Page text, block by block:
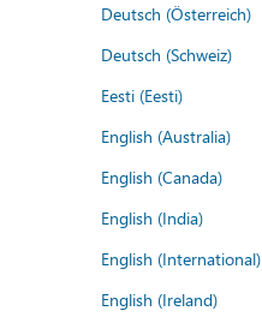
Deutsch (Österreich)
Deutsch (Schweiz)
Eesti (Eesti)
English (Australia)
English (Canada)
English (India)
English (International)
English (Ireland)